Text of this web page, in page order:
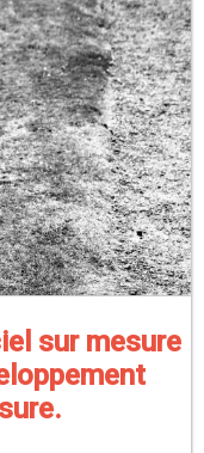
sur mesure